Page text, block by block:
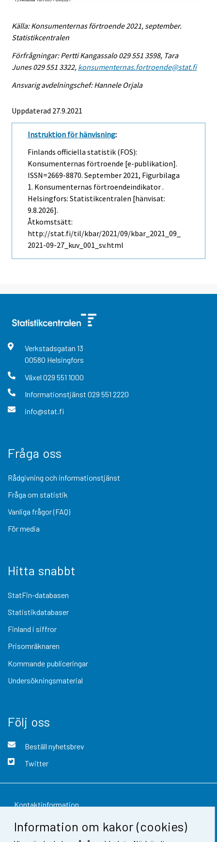
Information om kakor (cookies)
Källa: Konsumenternas förtroende 2021, september.
Statistikcentralen
Förfrågningar: Pertti Kangassalo 029 551 3598, Tara
Junes 029 551 3322, konsumenternas.fortroende@stat.fi
Ansvarig avdelningschef: Hannele Orjala
Uppdaterad 27.9.2021
Instruktion för hänvisning:
Finlands officiella statistik (FOS):
Konsumenternas förtroende [e-publikation].
ISSN=2669-8870. September 2021, Figurbilaga
1. Konsumenternas förtroendeindikator .
Helsingfors: Statistikcentralen [hänvisat:
9.8.2026].
Åtkomstsätt:
http://stat.fi/til/kbar/2021/09/kbar_2021_09_
2021-09-27_kuv_001_sv.html
Verkstadsgatan 13
00580 Helsingfors
Växel 029 551 1000
Informationstjänst 029 551 2220
info@stat.fi
Fråga oss
Rådgivning och informationstjänst
Fråga om statistik
Vanliga frågor (FAQ)
För media
Hitta snabbt
StatFin-databasen
Statistikdatabaser
Finland i siffror
Prisomräknaren
Kommande publiceringar
Undersökningsmaterial
Följ oss
Beställ nyhetsbrev
Twitter
Kontaktinformation
Respons